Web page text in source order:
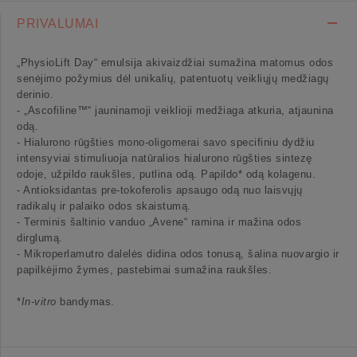
PRIVALUMAI
„PhysioLift Day“ emulsija akivaizdžiai sumažina matomus odos
senėjimo požymius dėl unikalių, patentuotų veikliųjų medžiagų
derinio.
- „Ascofiline™“ jauninamoji veiklioji medžiaga atkuria, atjaunina
odą.
- Hialurono rūgšties mono-oligomerai savo specifiniu dydžiu
intensyviai stimuliuoja natūralios hialurono rūgšties sintezę
odoje, užpildo raukšles, putlina odą. Papildo* odą kolagenu.
- Antioksidantas pre-tokoferolis apsaugo odą nuo laisvųjų
radikalų ir palaiko odos skaistumą.
- Terminis šaltinio vanduo „Avene“ ramina ir mažina odos
dirglumą.
- Mikroperlamutro dalelės didina odos tonusą, šalina nuovargio ir
papilkėjimo žymes, pastebimai sumažina raukšles.
*In-vitro bandymas.